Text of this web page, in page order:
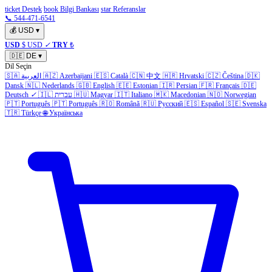
ticket Destek book Bilgi Bankası star Referanslar
📞 544-471-6541
💰 USD ▾
USD $ USD ✓ TRY ₺
🇩🇪 DE ▾
Dil Seçin
🇸🇦 العربية 🇦🇿 Azerbaijani 🇪🇸 Català 🇨🇳 中文 🇭🇷 Hrvatski 🇨🇿 Čeština 🇩🇰
Dansk 🇳🇱 Nederlands 🇬🇧 English 🇪🇪 Estonian 🇮🇷 Persian 🇫🇷 Français 🇩🇪
Deutsch ✓ 🇮🇱 עברית 🇭🇺 Magyar 🇮🇹 Italiano 🇲🇰 Macedonian 🇳🇴 Norwegian
🇵🇹 Português 🇵🇹 Português 🇷🇴 Română 🇷🇺 Русский 🇪🇸 Español 🇸🇪 Svenska
🇹🇷 Türkçe 🌐 Українська